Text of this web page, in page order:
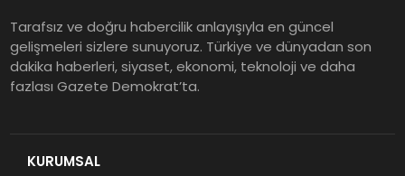
Tarafsız ve doğru habercilik anlayışıyla en güncel
gelişmeleri sizlere sunuyoruz. Türkiye ve dünyadan son
dakika haberleri, siyaset, ekonomi, teknoloji ve daha
fazlası Gazete Demokrat’ta.
KURUMSAL